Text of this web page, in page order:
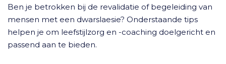
Ben je betrokken bij de revalidatie of begeleiding van
mensen met een dwarslaesie? Onderstaande tips
helpen je om leefstijlzorg en -coaching doelgericht en
passend aan te bieden.